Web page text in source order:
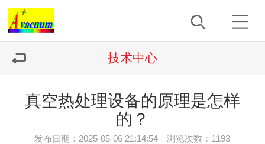
技术中心
真空热处理设备的原理是怎样
的？
发布日期：2025-05-06 21:14:54 浏览次数： 1193